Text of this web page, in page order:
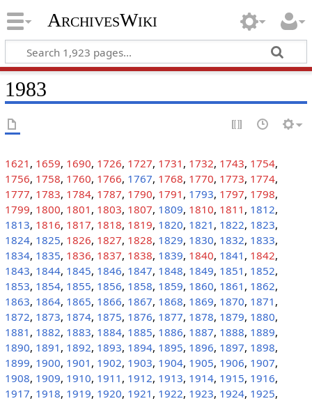
ArchivesWiki
1983
1621 , 1659, 1690, 1726, 1727, 1731 , 1732, 1743, 1754,
1756, 1758, 1760, 1766, 1767, 1768, 1770, 1773, 1774,
1777, 1783, 1784, 1787, 1790, 1791 , 1793, 1797, 1798,
1799, 1800, 1801 , 1803, 1807, 1809, 1810, 1811 , 1812,
1813, 1816, 1817, 1818, 1819, 1820, 1821 , 1822, 1823,
1824, 1825, 1826, 1827, 1828, 1829, 1830, 1832, 1833,
1834, 1835, 1836, 1837, 1838, 1839, 1840, 1841 , 1842,
1843, 1844, 1845, 1846, 1847, 1848, 1849, 1851 , 1852,
1853, 1854, 1855, 1856, 1858, 1859, 1860, 1861 , 1862,
1863, 1864, 1865, 1866, 1867, 1868, 1869, 1870, 1871 ,
1872, 1873, 1874, 1875, 1876, 1877, 1878, 1879, 1880,
1881 , 1882, 1883, 1884, 1885, 1886, 1887, 1888, 1889,
1890, 1891 , 1892, 1893, 1894, 1895, 1896, 1897, 1898,
1899, 1900, 1901 , 1902, 1903, 1904, 1905, 1906, 1907,
1908, 1909, 1910, 1911 , 1912, 1913, 1914, 1915, 1916,
1917, 1918, 1919, 1920, 1921 , 1922, 1923, 1924, 1925,